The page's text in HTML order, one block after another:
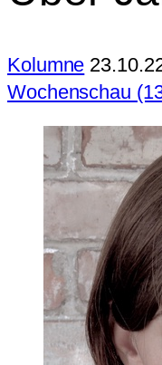
Kolumne
Wochenschau